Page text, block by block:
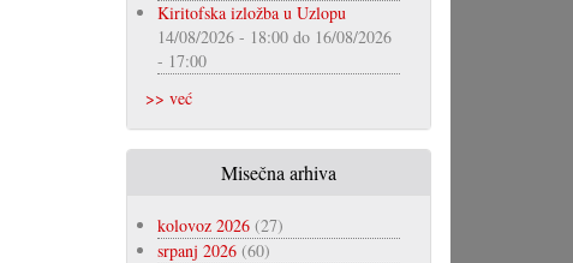
Kiritofska izložba u Uzlopu
14/08/2026 - 18:00do 16/08/2026
- 17:00
>> već
Misečna arhiva
kolovoz 2026(27)
srpanj 2026(60)